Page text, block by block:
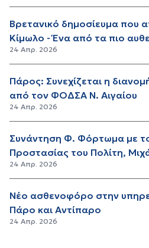
Βρετανικό δημοσίευμα που
Κίμωλο - Ένα από τα πιο
24 Απρ. 2026
Πάρος: Συνεχίζεται η
από τον ΦΟΔΣΑ Ν. Αιγαίου
24 Απρ. 2026
Συνάντηση Φ. Φόρτωμα με
Προστασίας του Πολίτη,
24 Απρ. 2026
Νέο ασθενοφόρο στην
Πάρο και Αντίπαρο
24 Απρ. 2026